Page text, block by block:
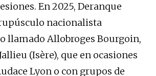
En 2025, Deranque
nacionalista
llamado Allobroges Bourgoin,
(Isère), que en ocasiones
Lyon o con grupos de